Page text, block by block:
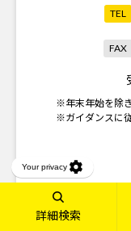
TEL
FAX
※年末年始を除
※ガイダンスに
詳細検索